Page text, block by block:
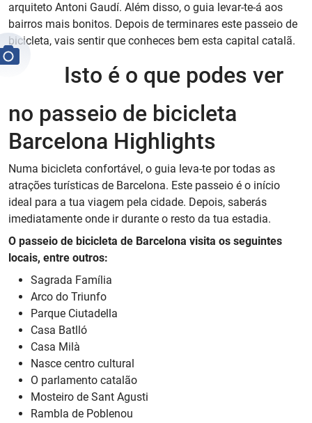
arquiteto Antoni Gaudí. Além disso, o guia levar-te-á aos
bairros mais bonitos. Depois de terminares este passeio de
bicicleta, vais sentir que conheces bem esta capital catalã.
Isto é o que podes ver
no passeio de bicicleta
Barcelona Highlights
Numa bicicleta confortável, o guia leva-te por todas as
atrações turísticas de Barcelona. Este passeio é o início
ideal para a tua viagem pela cidade. Depois, saberás
imediatamente onde ir durante o resto da tua estadia.
O passeio de bicicleta de Barcelona visita os seguintes
locais, entre outros:
Sagrada Família
Arco do Triunfo
Parque Ciutadella
Casa Batlló
Casa Milà
Nasce centro cultural
O parlamento catalão
Mosteiro de Sant Agusti
Rambla de Poblenou